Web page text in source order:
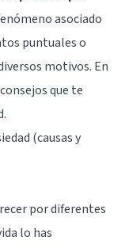
asociado
puntuales o
motivos. En
que te
(causas y
por diferentes
lo has